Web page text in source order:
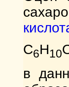
C6H10
в